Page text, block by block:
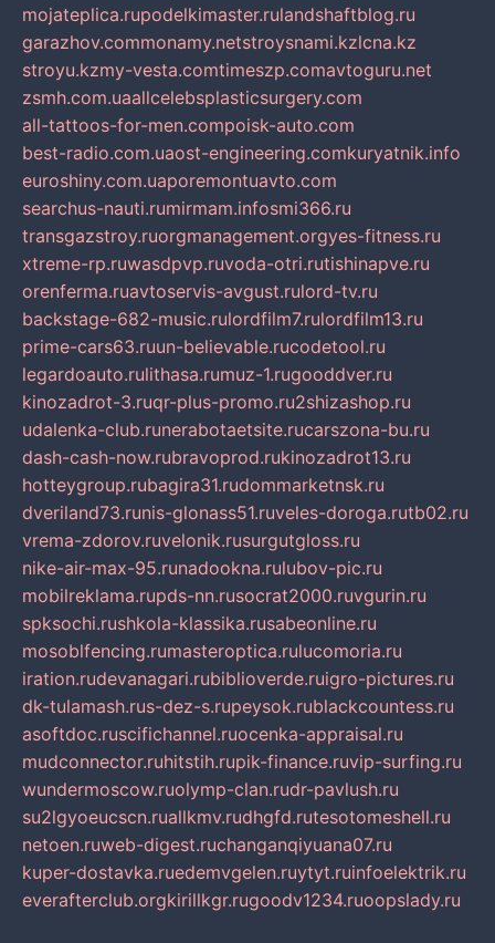
mojateplica.rupodelkimaster.rulandshaftblog.ru
garazhov.commonamy.netstroysnami.kzlcna.kz
stroyu.kzmy-vesta.comtimeszp.comavtoguru.net
zsmh.com.uaallcelebsplasticsurgery.com
all-tattoos-for-men.compoisk-auto.com
best-radio.com.uaost-engineering.comkuryatnik.info
euroshiny.com.uaporemontuavto.com
searchus-nauti.rumirmam.infosmi366.ru
transgazstroy.ruorgmanagement.orgyes-fitness.ru
xtreme-rp.ruwasdpvp.ruvoda-otri.rutishinapve.ru
orenferma.ruavtoservis-avgust.rulord-tv.ru
backstage-682-music.rulordfilm7.rulordfilm13.ru
prime-cars63.ruun-believable.rucodetool.ru
legardoauto.rulithasa.rumuz-1.rugooddver.ru
kinozadrot-3.ruqr-plus-promo.ru2shizashop.ru
udalenka-club.runerabotaetsite.rucarszona-bu.ru
dash-cash-now.rubravoprod.rukinozadrot13.ru
hotteygroup.rubagira31.rudommarketnsk.ru
dveriland73.runis-glonass51.ruveles-doroga.rutb02.ru
vrema-zdorov.ruvelonik.rusurgutgloss.ru
nike-air-max-95.runadookna.rulubov-pic.ru
mobilreklama.rupds-nn.rusocrat2000.ruvgurin.ru
spksochi.rushkola-klassika.rusabeonline.ru
mosoblfencing.rumasteroptica.rulucomoria.ru
iration.rudevanagari.rubiblioverde.ruigro-pictures.ru
dk-tulamash.rus-dez-s.rupeysok.rublackcountess.ru
asoftdoc.ruscifichannel.ruocenka-appraisal.ru
mudconnector.ruhitstih.rupik-finance.ruvip-surfing.ru
wundermoscow.ruolymp-clan.rudr-pavlush.ru
su2lgyoeucscn.ruallkmv.rudhgfd.rutesotomeshell.ru
netoen.ruweb-digest.ruchanganqiyuana07.ru
kuper-dostavka.ruedemvgelen.ruytyt.ruinfoelektrik.ru
everafterclub.orgkirillkgr.rugoodv1234.ruoopslady.ru